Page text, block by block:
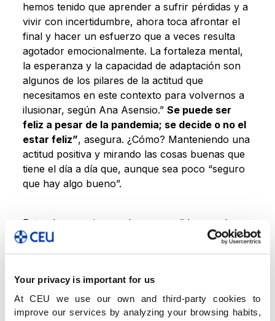
Your privacy is important for us
At CEU we use our own and third-party cookies to
improve our services by analyzing your browsing habits,
hemos tenido que aprender a sufrir pérdidas y a
vivir con incertidumbre, ahora toca afrontar el
final y hacer un esfuerzo que a veces resulta
agotador emocionalmente. La fortaleza mental,
la esperanza y la capacidad de adaptación son
algunos de los pilares de la actitud que
necesitamos en este contexto para volvernos a
ilusionar, según Ana Asensio.” Se puede ser
feliz a pesar de la pandemia; se decide o no el
estar feliz”, asegura. ¿Cómo? Manteniendo una
actitud positiva y mirando las cosas buenas que
tiene el día a día que, aunque sea poco “seguro
que hay algo bueno”.
Entender que siempre hay una salida, que de
toda situación se puede aprender algo y que
somos capaces de sobreponernos ante las
ese contexto. De hecho, en su opinión, una de
las mejores cosas que hemos sacado de esto es
el aprendizaje.Un primer paso para ser feliz es